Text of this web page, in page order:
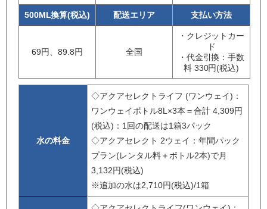
500ML換算(税込) 配送エリア 支払い方法
69円、89.8円 全国
・クレジットカー
ド
・代金引換：手数
料 330円(税込)
水の料金
◇アクアセレクトライフ (ワンウェイ)：
ワンウェイボトル8L×3本＝合計 4,309円
(税込)：1回の配送は1箱3パック
◇アクアセレクト 2ウェイ：年間パック
プラン(レンタル料＋ボトル2本)で月
3,132円(税込)
※追加の水は2,710円(税込)/1箱